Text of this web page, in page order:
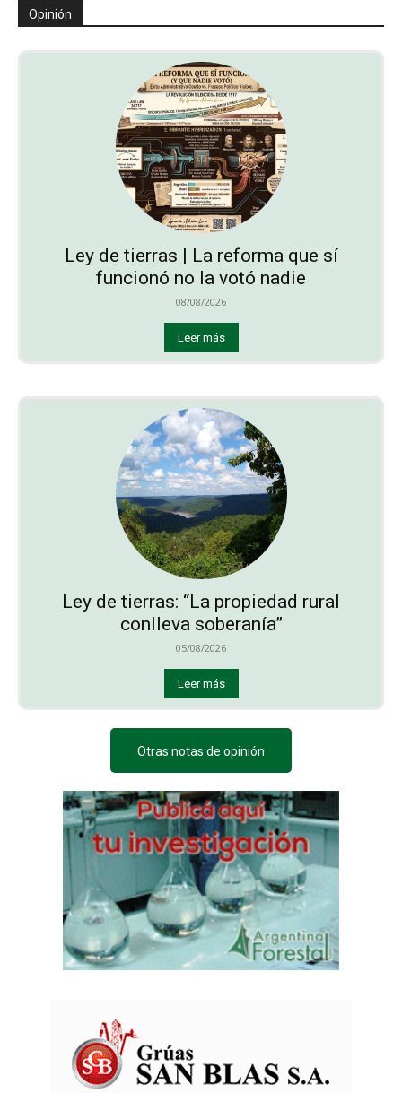
Opinión
Ley de tierras | La reforma que sí
funcionó no la votó nadie
08/08/2026
Leer más
Ley de tierras: “La propiedad rural
conlleva soberanía”
05/08/2026
Leer más
Otras notas de opinión